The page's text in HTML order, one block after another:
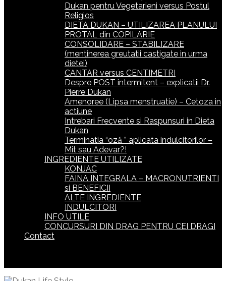
Dukan pentru Vegetarieni versus Postul
Religios
DIETA DUKAN – UTILIZAREA PLANULUI
PROTAL din COPILARIE
CONSOLIDARE – STABILIZARE
(mentinerea greutatii castigate in urma
dietei)
CANTAR versus CENTIMETRI
Despre POST intermitent – explicatii Dr.
Pierre Dukan
Amenoree (Lipsa menstruatie) – Cetoza in
actiune
Intrebari Frecvente si Raspunsuri in Dieta
Dukan
Terminatia “oză ” aplicata indulcitorilor –
Mit sau Adevar?!
INGREDIENTE UTILIZATE
KONJAC
FAINA INTEGRALA – MACRONUTRIENTI
si BENEFICII
ALTE INGREDIENTE
INDULCITORI
INFO UTILE
CONCURSURI DIN DRAG PENTRU CEI DRAGI
Contact